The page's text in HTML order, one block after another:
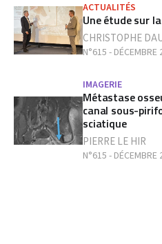
ACTUALITÉS
Une étude sur
CHRISTOPHE
N°615 - DÉCEMBRE
IMAGERIE
Métastase
canal sous-
sciatique
PIERRE LE HIR
N°615 - DÉCEMBRE